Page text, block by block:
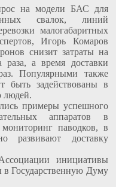
на модели БАС для
свалок, линий
малогабаритных
Игорь Комаров
снизит затраты на
а время доставки
Популярными также
быть задействованы в
людей.
примеры успешного
аппаратов в
паводков, в
развивают доставку
инициативы
в Государственную Думу